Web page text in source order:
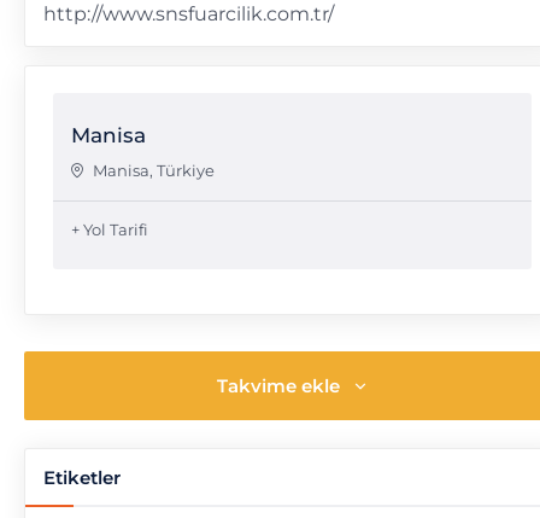
http://www.snsfuarcilik.com.tr/
Manisa
Manisa, Türkiye
+ Yol Tarifi
Takvime ekle
Etiketler